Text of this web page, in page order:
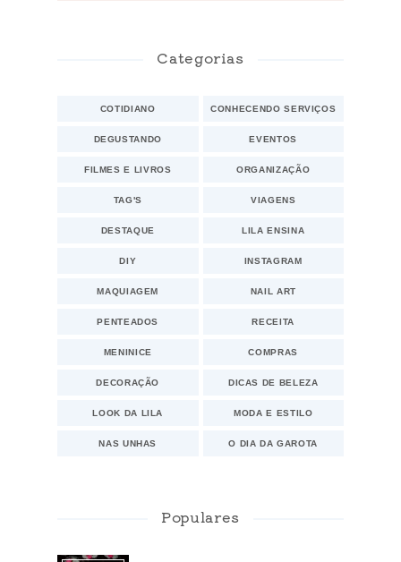
Categorias
COTIDIANO CONHECENDO SERVIÇOS
DEGUSTANDO EVENTOS
FILMES E LIVROS ORGANIZAÇÃO
TAG'S VIAGENS
DESTAQUE LILA ENSINA
DIY INSTAGRAM
MAQUIAGEM NAIL ART
PENTEADOS RECEITA
MENINICE COMPRAS
DECORAÇÃO DICAS DE BELEZA
LOOK DA LILA MODA E ESTILO
NAS UNHAS O DIA DA GAROTA
Populares